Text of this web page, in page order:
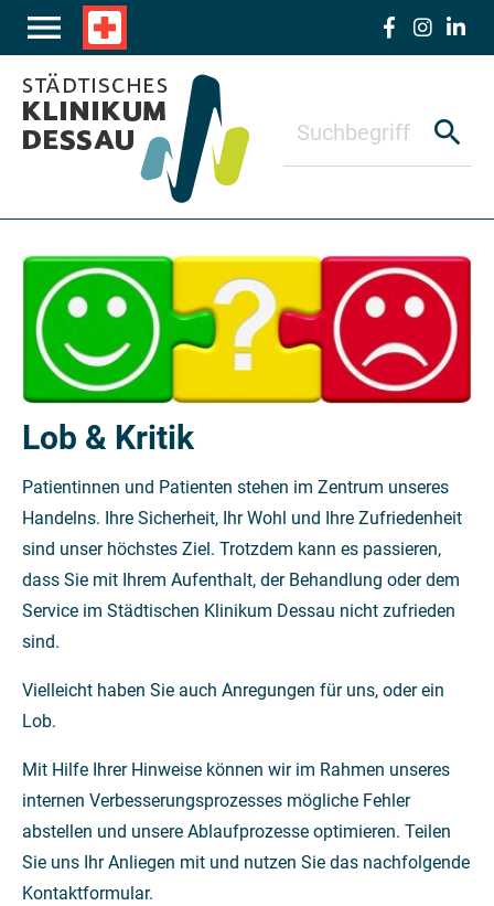
Zum Hauptinhalt springen
menu local_hospital
search
Lob & Kritik
Patientinnen und Patienten stehen im Zentrum unseres
Handelns. Ihre Sicherheit, Ihr Wohl und Ihre Zufriedenheit
sind unser höchstes Ziel. Trotzdem kann es passieren,
dass Sie mit Ihrem Aufenthalt, der Behandlung oder dem
Service im Städtischen Klinikum Dessau nicht zufrieden
sind.
Vielleicht haben Sie auch Anregungen für uns, oder ein
Lob.
Mit Hilfe Ihrer Hinweise können wir im Rahmen unseres
internen Verbesserungsprozesses mögliche Fehler
abstellen und unsere Ablaufprozesse optimieren. Teilen
Sie uns Ihr Anliegen mit und nutzen Sie das nachfolgende
Kontaktformular.